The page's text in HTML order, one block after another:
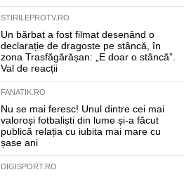
STIRILEPROTV.RO
Un bărbat a fost filmat desenând o
declarație de dragoste pe stâncă, în
zona Trasfăgărășan: „E doar o stâncă”.
Val de reacții
FANATIK.RO
Nu se mai feresc! Unul dintre cei mai
valoroși fotbaliști din lume și-a făcut
publică relația cu iubita mai mare cu
șase ani
DIGISPORT.RO